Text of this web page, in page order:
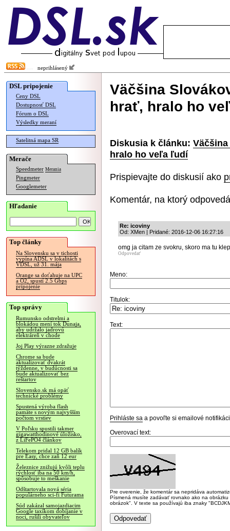
neprihlásený
DSL pripojenie
Ceny DSL
Dostupnosť DSL
Fórum o DSL
Výsledky meraní
Satelitná mapa SR
Merače
Speedmeter Merania
Pingmeter
Googlemeter
Hľadanie
Top články
Na Slovensku sa v tichosti
vypína ADSL v lokalitách s
VDSL, už 31. mája
Orange sa doťahuje na UPC
a O2, spustí 2.5 Gbps
pripojenie
Top správy
Rumunsko odstrelmi a
blokádou mení tok Dunaja,
aby udržalo jadrovú
elektráreň v chode
Joj Play výrazne zdražuje
Chrome sa bude
aktualizovať dvakrát
týždenne, v budúcnosti sa
bude aktualizovať bez
reštartov
Slovensko.sk má opäť
technické problémy
Spustená výroba flash
pamäte s novým najvyšším
počtom vrstiev
V Poľsku spustili takmer
gigawatthodinové úložisko,
z LiFePO4 článkov
Telekom pridal 12 GB balík
pre Easy, chce zaň 12 eur
Železnice znižujú kvôli teplu
rýchlosť iba na 50 km/h,
spôsobuje to meškanie
Odštartovala nová séria
populárneho sci-fi Futurama
Súd zakázal samojazdiacim
Google taxíkom dobíjanie v
noci, rušili obyvateľov
Väčšina
hrať, hralo ho
Diskusia k článku:
hralo ho veľa ľudí
Prispievajte do diskusií ako
Komentár, na ktorý
Re: icoviny
Od: XMen | Pridané: 2016-12-06 16:27:16
omg ja citam ze svokru, skoro ma tu
Odpovedať
Meno:
Titulok:
Text:
Prihláste sa a povoľte si emailové
Overovací text:
Pre overenie, že komentár sa nepridáva
Písmená musíte zadávať rovnako ako na
obrázok". V texte sa používajú iba znaky